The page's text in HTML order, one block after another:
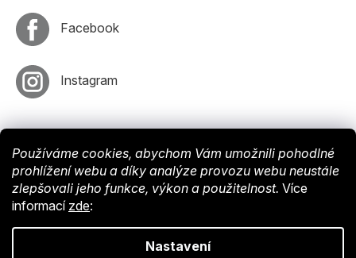
Používáme cookies, abychom Vám umožnili pohodlné
prohlížení webu a díky analýze provozu webu neustále
zlepšovali jeho funkce, výkon a použitelnost. Více
informací zde:
Nastavení
Facebook
Instagram
Shoptet. Nastavil týmEshopyUmíme. Design byVokr